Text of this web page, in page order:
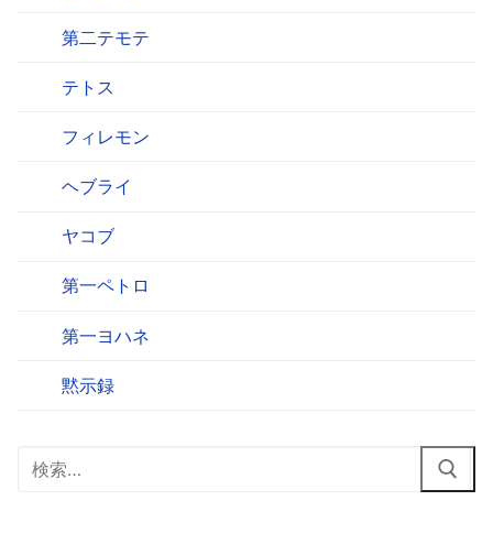
第二テモテ
テトス
フィレモン
ヘブライ
ヤコブ
第一ペトロ
第一ヨハネ
黙示録